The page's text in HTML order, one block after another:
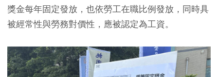
獎金每年固定發放，也依勞工在職比例發放，同時具
被經常性與勞務對價性，應被認定為工資。